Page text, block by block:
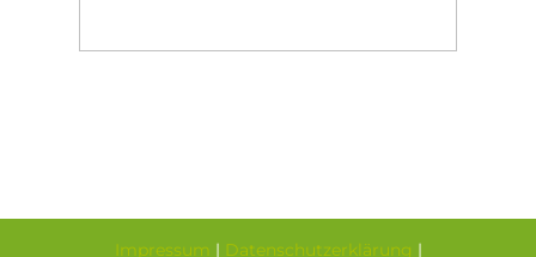
Impressum | Datenschutzerklärung |